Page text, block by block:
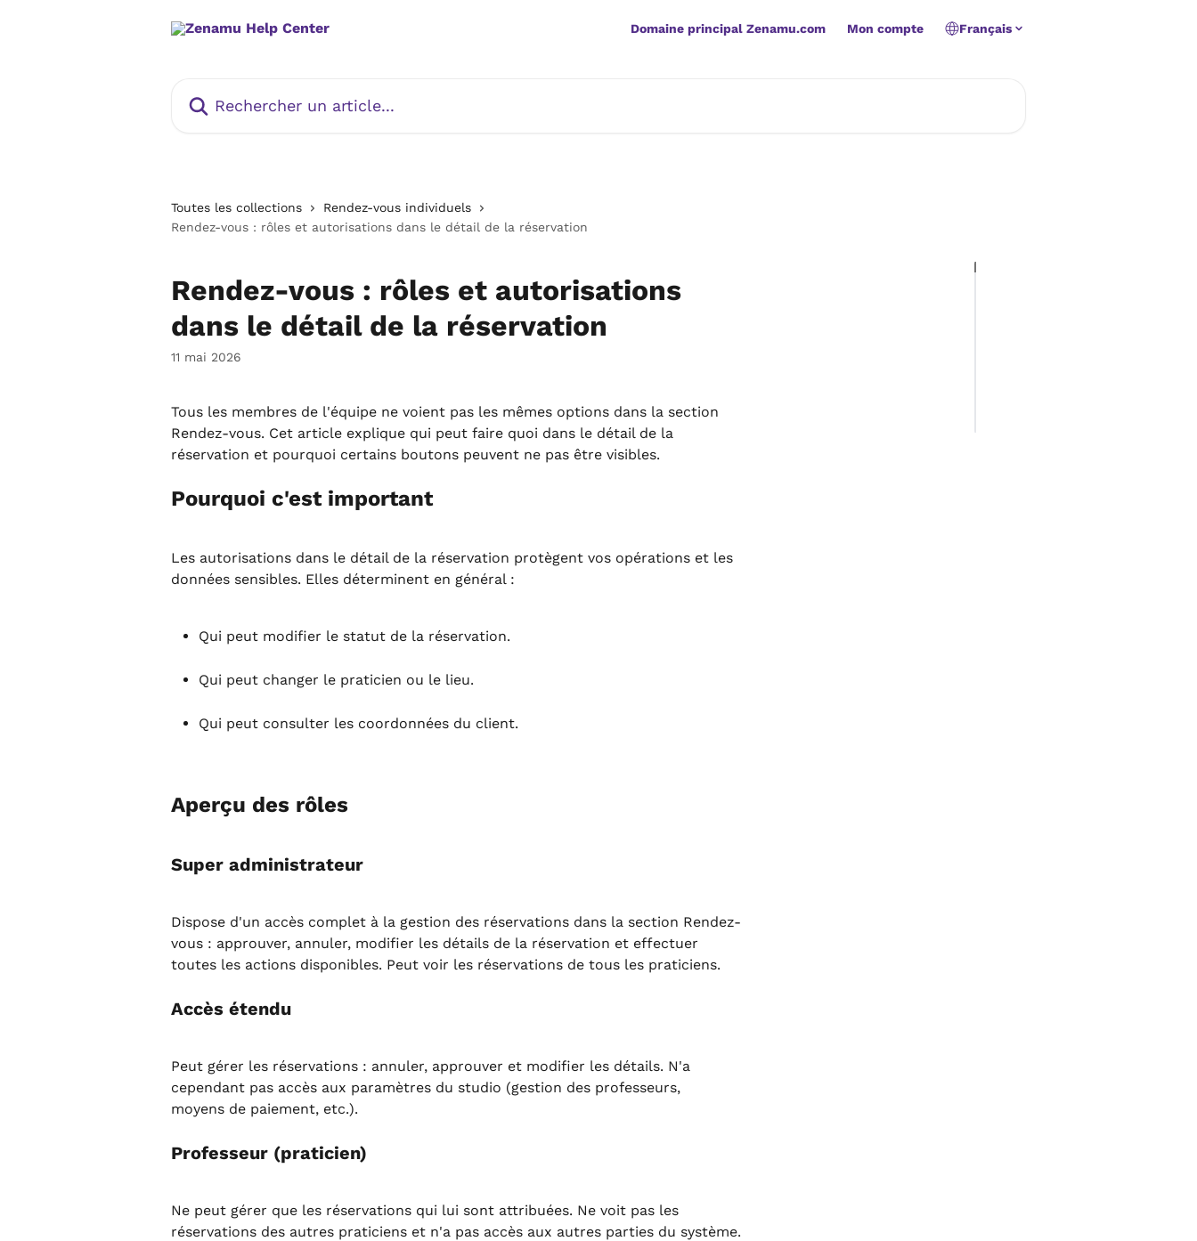
Domaine principal Zenamu.com Mon compte Français
Toutes les collections
Rendez-vous individuels
Rendez-vous : rôles et autorisations dans le détail de la réservation
Rendez-vous : rôles et autorisations
dans le détail de la réservation
11 mai 2026
Tous les membres de l'équipe ne voient pas les mêmes options dans la section
Rendez-vous. Cet article explique qui peut faire quoi dans le détail de la
réservation et pourquoi certains boutons peuvent ne pas être visibles.
Pourquoi c'est important
Les autorisations dans le détail de la réservation protègent vos opérations et les
données sensibles. Elles déterminent en général :
Qui peut modifier le statut de la réservation.
Qui peut changer le praticien ou le lieu.
Qui peut consulter les coordonnées du client.
Aperçu des rôles
Super administrateur
Dispose d'un accès complet à la gestion des réservations dans la section Rendez-
vous : approuver, annuler, modifier les détails de la réservation et effectuer
toutes les actions disponibles. Peut voir les réservations de tous les praticiens.
Accès étendu
Peut gérer les réservations : annuler, approuver et modifier les détails. N'a
cependant pas accès aux paramètres du studio (gestion des professeurs,
moyens de paiement, etc.).
Professeur (praticien)
Ne peut gérer que les réservations qui lui sont attribuées. Ne voit pas les
réservations des autres praticiens et n'a pas accès aux autres parties du système.